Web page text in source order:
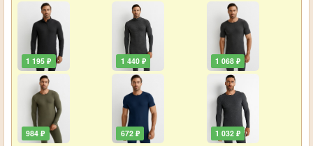
1 195 ₽
984 ₽
1 440 ₽
672 ₽
1 068 ₽
1 032 ₽